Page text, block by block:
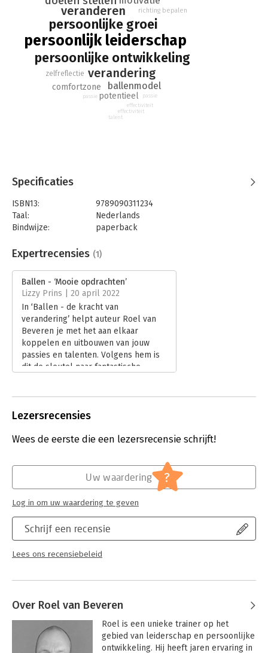
Roel is een waanzinnig gedreven groeispons. Dat in
combinatie met zijn passie voor de mens maakt dat we in de
toekomst nog vaak van hem gaan horen.- Remco Claassen
persoonlijk leiderschap
persoonlijke groei
persoonlijke ontwikkeling
veranderen
verandering
ballenmodel
potentieel
comfortzone
zelfreflectie
richting bepalen
effectiviteit
passie
effectiviteit
passie
talent
Specificaties
ISBN13:
9789090311234
Taal:
Nederlands
Bindwijze:
paperback
Uitgever:
Roel van Beveren Training en Coaching
Verschijningsdatum:
Hoofdrubriek: Persoonlijke effectiviteit
Expertrecensies (1)
Ballen - ‘Mooie opdrachten’
Lizzy Prins | 20 april 2022
In ‘Ballen - de kracht van
verandering’ helpt auteur Roel van
Beveren je met het aan elkaar
koppelen en uitbouwen van jouw
passies en talenten. Volgens hem is
dit de sleutel naar fantastische
Lees verder
Lezersrecensies
Wees de eerste die een lezersrecensie schrijft!
Schrijf een recensie
Lees ons recensiebeleid
Uw waardering ?
Log in om uw waardering te geven
Over Roel van Beveren
Roel is een unieke trainer op het
gebied van leiderschap en persoonlijke
ontwikkeling. Hij heeft jaren ervaring in